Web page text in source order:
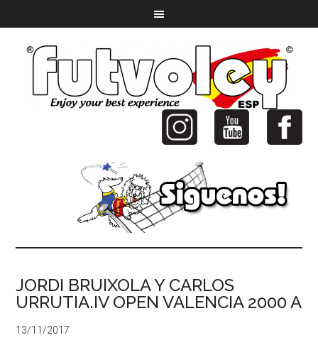
JORDI BRUIXOLA Y CARLOS
URRUTIA.IV OPEN VALENCIA 2000 A
13/11/2017